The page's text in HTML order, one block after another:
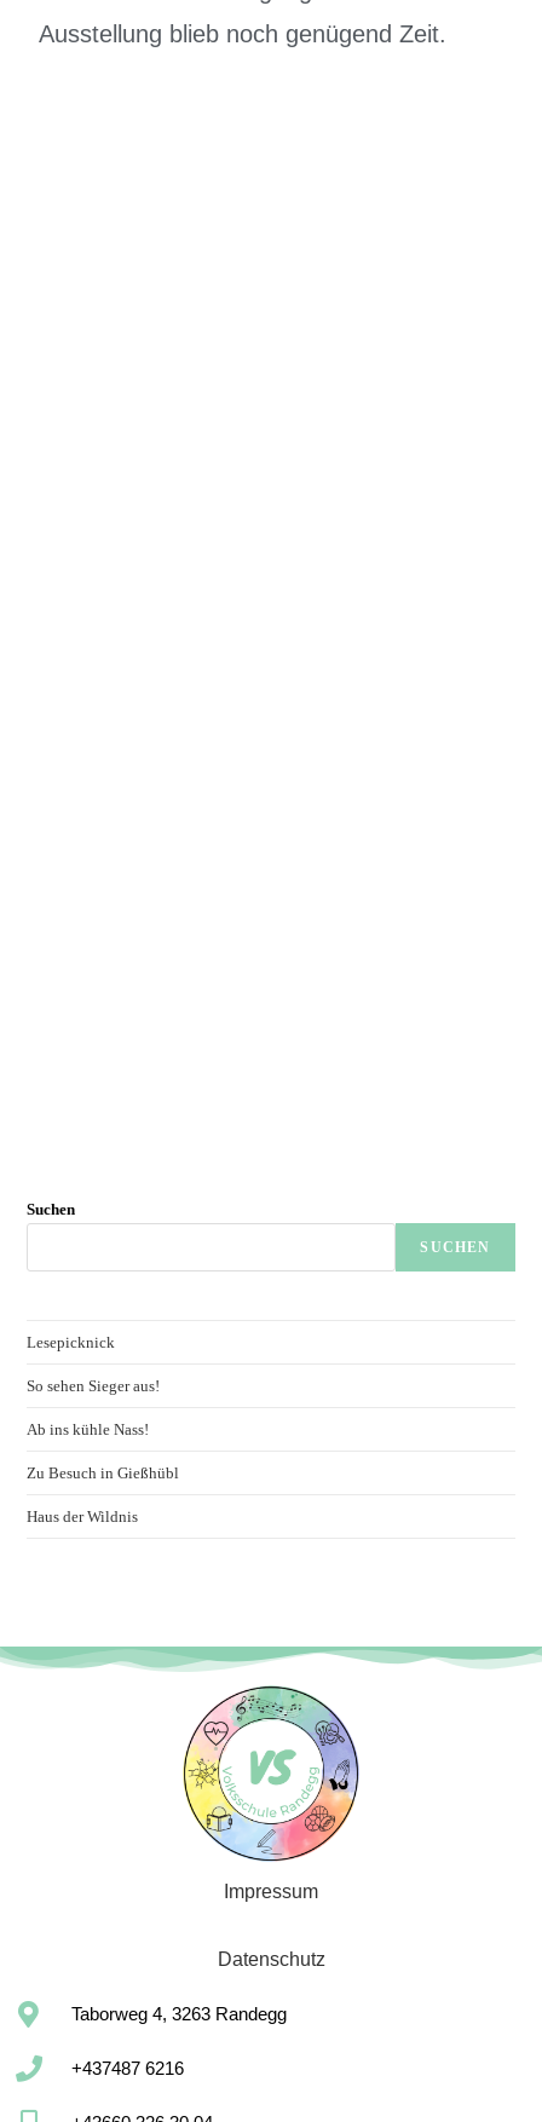
Ausstellung blieb noch genügend Zeit.
Suchen
SUCHEN
Lesepicknick
So sehen Sieger aus!
Ab ins kühle Nass!
Zu Besuch in Gießhübl
Haus der Wildnis
Impressum
Datenschutz
Taborweg 4, 3263 Randegg
+437487 6216